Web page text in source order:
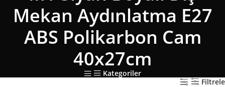
Mekan Aydınlatma E27
ABS Polikarbon Cam
40x27cm
Kategoriler
Filtrele